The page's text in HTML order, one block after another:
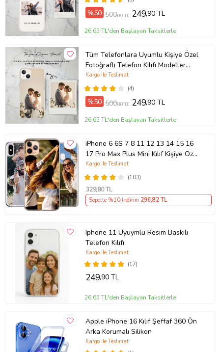
%50 500,00 TL 249,90 TL
26,65 TL'den Başlayan Taksitlerle
Tüm Telefonlara Uyumlu Kişiye Özel
Fotoğraflı Telefon Kılıfı Modeller
Açıklamada
(4)
Kargo ile Teslimat
%50 500,00 TL 249,90 TL
26,65 TL'den Başlayan Taksitlerle
iPhone 6 6S 7 8 11 12 13 14 15 16
17 Pro Max Plus Mini Kılıf Kişiye Özel
Resimli Fotoğraflı Silikon
(103)
Kargo ile Teslimat
329,80 TL
Sepette %10 İndirim 296,82 TL
Iphone 11 Uyuymlu Resim Baskılı
Telefon Kılıfı
(17)
Kargo ile Teslimat
249,90 TL
26,65 TL'den Başlayan Taksitlerle
Apple iPhone 16 Kılıf Şeffaf 360 Ön
Arka Korumalı Silikon
Kargo ile Teslimat